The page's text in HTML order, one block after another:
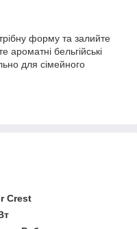
форму та залийте
ароматні бельгійські
для сімейного
Crest